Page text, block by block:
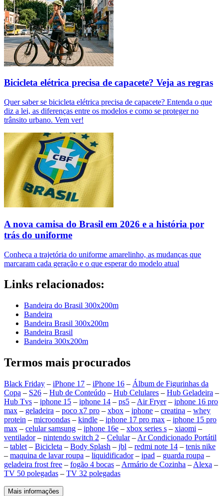
Bicicleta elétrica precisa de capacete? Veja as regras
Quer saber se bicicleta elétrica precisa de capacete? Entenda o que
diz a lei, as diferenças entre os modelos e como se proteger no
trânsito urbano. Vem ver!
A nova camisa do Brasil em 2026 e a história por
trás do uniforme
Conheça a trajetória do uniforme amarelinho, as mudanças que
marcaram cada geração e o que esperar do modelo atual
Links relacionados:
Bandeira do Brasil 300x200m
Bandeira
Bandeira Brasil 300x200m
Bandeira Brasil
Bandeira 300x200m
Termos mais procurados
Black Friday – iPhone 17 – iPhone 16 – Álbum de Figurinhas da
Copa – S26 – Hub de Conteúdo – Hub Celulares – Hub Geladeira –
Hub Tvs – iphone 15 – iphone 14 – ps5 – Air Fryer– iphone 16 pro
max – geladeira – poco x7 pro – xbox – iphone – creatina – whey
protein – microondas – kindle – iphone 17 pro max – iphone 15 pro
max – celular samsung – iphone 16e – xbox series s – xiaomi –
ventilador– nintendo switch 2 – Celular– Ar Condicionado Portátil
– tablet – Bicicleta – Body Splash – jbl – redmi note 14 – tenis nike
– maquina de lavar roupa – liquidificador– ipad – guarda roupa –
geladeira frost free – fogão 4 bocas – Armário de Cozinha – Alexa –
TV 50 polegadas – TV 32 polegadas
Mais informações